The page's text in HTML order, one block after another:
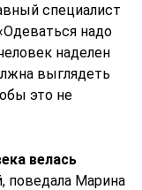
специалист
надо
наделен
выглядеть
это не
велась
поведала Марина